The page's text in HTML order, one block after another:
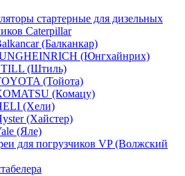
стартерные для дизельных
Caterpillar
(Балканкар)
(Юнгхайнрих)
(Штиль)
(Тойота)
(Комацу)
(Хели)
(Хайстер)
(Яле)
для погрузчиков VP (Волжский